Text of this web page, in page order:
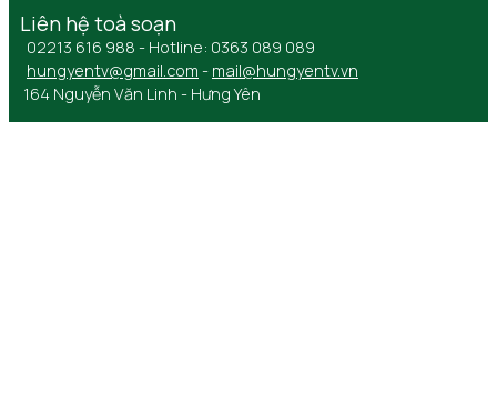
Liên hệ toà soạn
02213 616 988 - Hotline: 0363 089 089
hungyentv@gmail.com - mail@hungyentv.vn
164 Nguyễn Văn Linh - Hưng Yên